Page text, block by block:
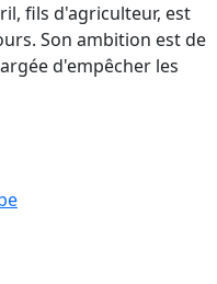
fils d'agriculteur, est
Son ambition est de
d'empêcher les